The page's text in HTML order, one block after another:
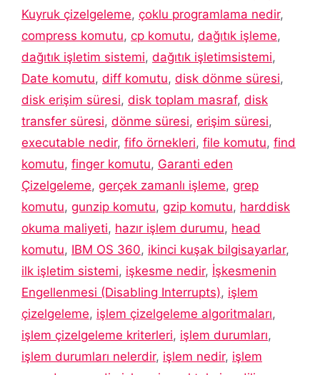
Kuyruk çizelgeleme, çoklu programlama nedir,
compress komutu, cp komutu, dağıtık işleme,
dağıtık işletim sistemi, dağıtık işletimsistemi,
Date komutu, diff komutu, disk dönme süresi,
disk erişim süresi, disk toplam masraf, disk
transfer süresi, dönme süresi, erişim süresi,
executable nedir, fifo örnekleri, file komutu, find
komutu, finger komutu, Garanti eden
Çizelgeleme, gerçek zamanlı işleme, grep
komutu, gunzip komutu, gzip komutu, harddisk
okuma maliyeti, hazır işlem durumu, head
komutu, IBM OS 360, ikinci kuşak bilgisayarlar,
ilk işletim sistemi, işkesme nedir, İşkesmenin
Engellenmesi (Disabling Interrupts), işlem
çizelgeleme, işlem çizelgeleme algoritmaları,
işlem çizelgeleme kriterleri, işlem durumları,
işlem durumları nelerdir, işlem nedir, işlem